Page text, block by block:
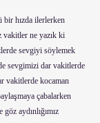
bir hızda ilerlerken
vakitler ne yazık ki
sevgiyi söylemek
sevgimizi dar vakitlerde
vakitlerde kocaman
çabalarken
aydınlığımız